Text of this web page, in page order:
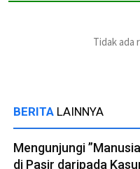
Tidak ada
BERITA LAINNYA
Mengunjungi
di Pasir daripada